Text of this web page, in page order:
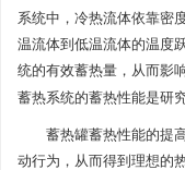
系统中，冷热流体依靠密
温流体到低温流体的温度
统的有效蓄热量，从而影
蓄热系统的蓄热性能是研
蓄热罐蓄热性能的提
动行为，从而得到理想的